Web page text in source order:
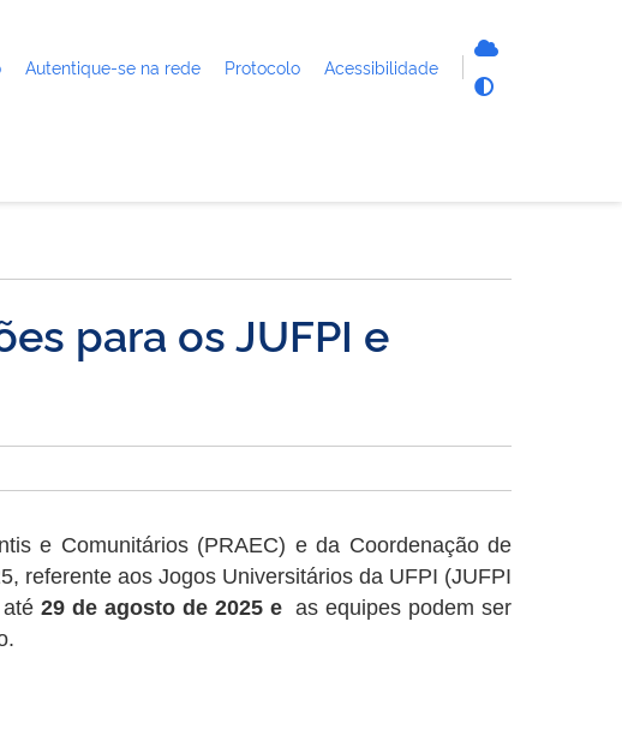
Autentique-se na rede Protocolo Acessibilidade
para os JUFPI e
e Comunitários (PRAEC) e da Coordenação de
referente aos Jogos Universitários da UFPI (JUFPI
até29 de agosto de 2025 e as equipes podem ser